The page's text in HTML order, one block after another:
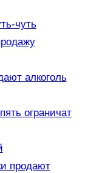
чуть
алкоголь
ограничат
продают